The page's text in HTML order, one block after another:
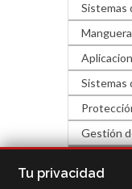
Sistemas
Sistemas
Gestión
Tu privacidad